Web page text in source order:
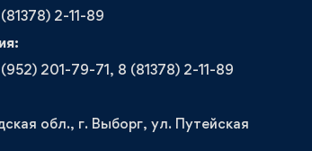
2-11-89
201-79-71, 8 (81378) 2-11-89
обл., г. Выборг, ул. Путейская